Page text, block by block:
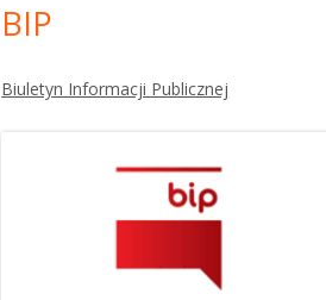
BIP
Biuletyn Informacji Publicznej